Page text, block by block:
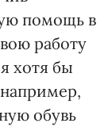
помощь в
работу
хотя бы
обувь